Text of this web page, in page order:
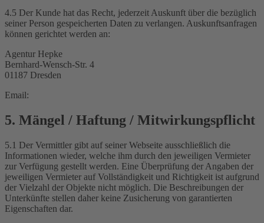
4.5 Der Kunde hat das Recht, jederzeit Auskunft über die bezüglich
seiner Person gespeicherten Daten zu verlangen. Auskunftsanfragen
können gerichtet werden an:
Agentur Hepke
Bernhard-Wensch-Str. 4
01187 Dresden
Email:
5. Mängel / Haftung / Mitwirkungspflicht
5.1 Der Vermittler gibt auf seiner Webseite ausschließlich die
Informationen wieder, welche ihm durch den jeweiligen Vermieter
zur Verfügung gestellt werden. Eine Überprüfung der Angaben der
jeweiligen Vermieter auf Vollständigkeit und Richtigkeit ist aufgrund
der Vielzahl der Objekte nicht möglich. Die Beschreibungen der
Unterkünfte stellen daher keine Zusicherung von garantierten
Eigenschaften dar.